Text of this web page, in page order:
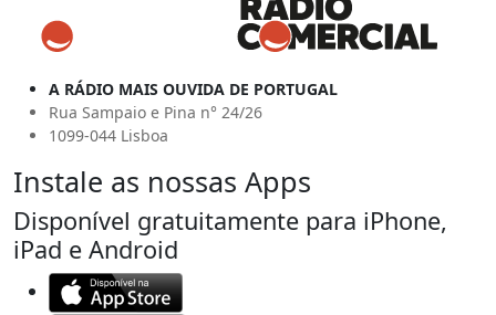
A RÁDIO MAIS OUVIDA DE PORTUGAL
Rua Sampaio e Pina n° 24/26
1099-044 Lisboa
Instale as nossas Apps
Disponível gratuitamente para iPhone,
iPad e Android